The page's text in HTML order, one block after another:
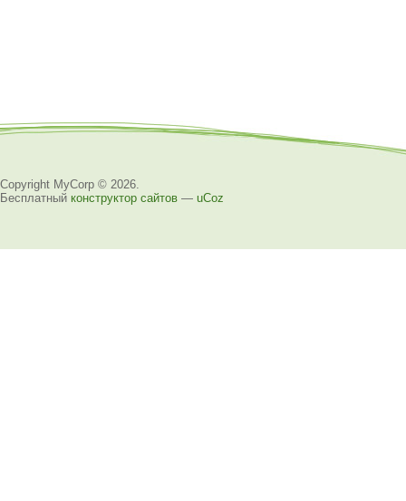
Copyright MyCorp © 2026
Бесплатный конструктор сайтов — uCoz